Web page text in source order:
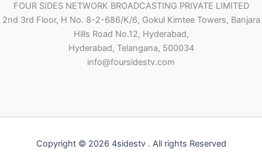
FOUR SIDES NETWORK BROADCASTING PRIVATE LIMITED
2nd 3rd Floor, H No. 8-2-686/K/6, Gokul Kimtee Towers, Banjara
Hills Road No.12, Hyderabad,
Hyderabad, Telangana, 500034
info@foursidestv.com
Copyright © 2026 4sidestv . All rights Reserved